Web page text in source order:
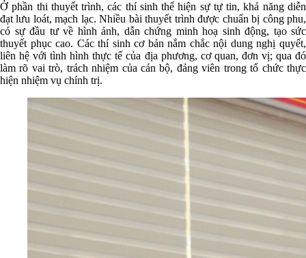
Ở phần thi thuyết trình, các thí sinh thể hiện sự tự tin, khả năng diễn
đạt lưu loát, mạch lạc. Nhiều bài thuyết trình được chuẩn bị công phu,
có sự đầu tư về hình ảnh, dẫn chứng minh hoạ sinh động, tạo sức
thuyết phục cao. Các thí sinh cơ bản nắm chắc nội dung nghị quyết,
liên hệ với tình hình thực tế của địa phương, cơ quan, đơn vị; qua đó
làm rõ vai trò, trách nhiệm của cán bộ, đảng viên trong tổ chức thực
hiện nhiệm vụ chính trị.